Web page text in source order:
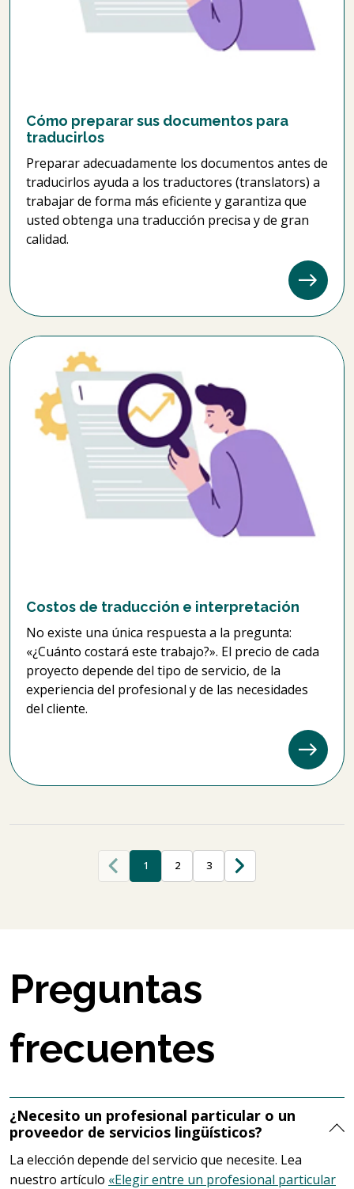
Cómo preparar sus documentos para
traducirlos
Preparar adecuadamente los documentos antes de
traducirlos ayuda a los traductores (translators) a
trabajar de forma más eficiente y garantiza que
usted obtenga una traducción precisa y de gran
calidad.
Costos de traducción e interpretación
No existe una única respuesta a la pregunta:
«¿Cuánto costará este trabajo?». El precio de cada
proyecto depende del tipo de servicio, de la
experiencia del profesional y de las necesidades
del cliente.
1 2 3
Preguntas
frecuentes
¿Necesito un profesional particular o un
proveedor de servicios lingüísticos?
La elección depende del servicio que necesite. Lea
nuestro artículo «Elegir entre un profesional particular